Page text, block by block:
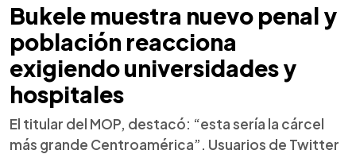
Bukele muestra nuevo penal y
población reacciona
exigiendo universidades y
hospitales
El titular del MOP, destacó: “esta sería la cárcel
más grande Centroamérica”. Usuarios de Twitter